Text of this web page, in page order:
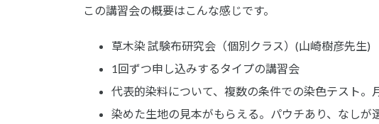
この講習会の概要はこんな感じです。
草木染 試験布研究会（個別クラス）(山崎樹彦先生
1回ずつ申し込みするタイプの講習会
代表的染料について、複数の条件での染色テスト。
染めた生地の見本がもらえる。パウチあり、なしが